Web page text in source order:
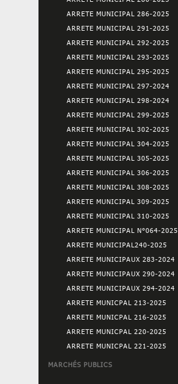
ARRETE MUNICIPAL 286-2025
ARRETE MUNICIPAL 291-2025
ARRETE MUNICIPAL 292-2025
ARRETE MUNICIPAL 293-2025
ARRETE MUNICIPAL 295-2025
ARRETE MUNICIPAL 297-2024
ARRETE MUNICIPAL 298-2024
ARRETE MUNICIPAL 299-2025
ARRETE MUNICIPAL 302-2025
ARRETE MUNICIPAL 304-2025
ARRETE MUNICIPAL 305-2025
ARRETE MUNICIPAL 306-2025
ARRETE MUNICIPAL 308-2025
ARRETE MUNICIPAL 309-2025
ARRETE MUNICIPAL 310-2025
ARRETE MUNICIPAL N°064-2025
ARRETE MUNICIPAL240-2025
ARRETE MUNICIPAUX 283-2024
ARRETE MUNICIPAUX 290-2024
ARRETE MUNICIPAUX 294-2024
ARRETE MUNICPAL 213-2025
ARRETE MUNICPAL 216-2025
ARRETE MUNICPAL 220-2025
ARRETE MUNICPAL 221-2025
MARCHÉS PUBLICS